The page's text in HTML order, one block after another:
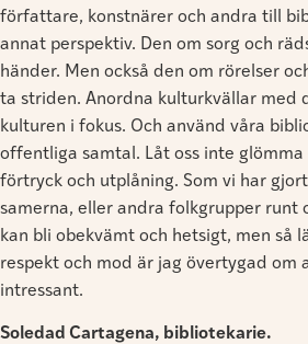
författare, konstnärer och andra till
annat perspektiv. Den om sorg och
händer. Men också den om rörelser
ta striden. Anordna kulturkvällar med
kulturen i fokus. Och använd våra
offentliga samtal. Låt oss inte
förtryck och utplåning. Som vi har
samerna, eller andra folkgrupper runt
kan bli obekvämt och hetsigt, men så
respekt och mod är jag övertygad om
intressant.
Soledad Cartagena, bibliotekarie.